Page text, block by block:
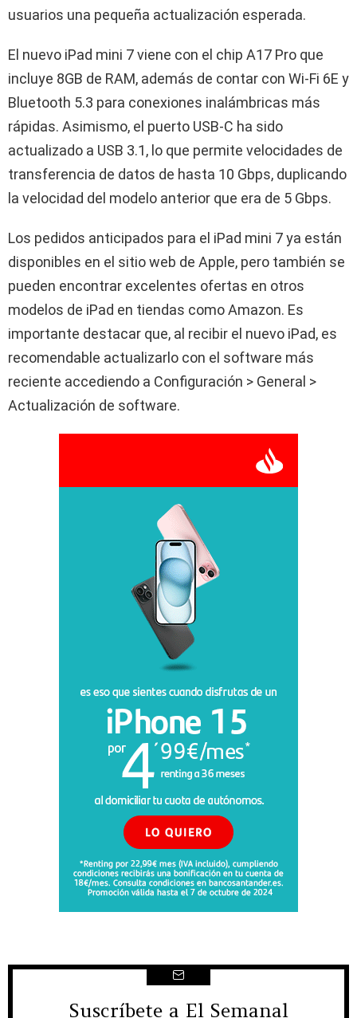
usuarios una pequeña actualización esperada.
El nuevo iPad mini 7 viene con el chip A17 Pro que
incluye 8GB de RAM, además de contar con Wi-Fi 6E y
Bluetooth 5.3 para conexiones inalámbricas más
rápidas. Asimismo, el puerto USB-C ha sido
actualizado a USB 3.1, lo que permite velocidades de
transferencia de datos de hasta 10 Gbps, duplicando
la velocidad del modelo anterior que era de 5 Gbps.
Los pedidos anticipados para el iPad mini 7 ya están
disponibles en el sitio web de Apple, pero también se
pueden encontrar excelentes ofertas en otros
modelos de iPad en tiendas como Amazon. Es
importante destacar que, al recibir el nuevo iPad, es
recomendable actualizarlo con el software más
reciente accediendo a Configuración > General >
Actualización de software.
NEWSLETTER
Suscríbete a El Semanal